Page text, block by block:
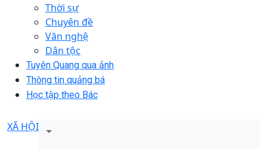
Thời sự
Chuyên đề
Văn nghệ
Dân tộc
Tuyên Quang qua ảnh
Thông tin quảng bá
Học tập theo Bác
XÃ HỘI